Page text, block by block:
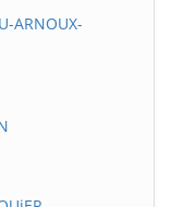
ARNOUX-